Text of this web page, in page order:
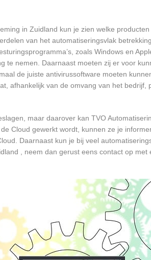
in Zuidland kun je zien welke
van het automatiseringsvlak
zoals Windows en
te nemen. Daarnaast moeten zij er voor
de juiste antivirussoftware moeten
afhankelijk van de omvang van het
maar daarover kan TVO
Cloud gewerkt wordt, kunnen ze je
Daarnaast kun je bij veel
, neem dan gerust eens contact op